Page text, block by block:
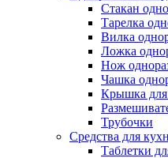
Стакан
Тарелка
Вилка
Ложка
Нож
Чашка
Крышка для
Трубочки
Средства для
Таблетки